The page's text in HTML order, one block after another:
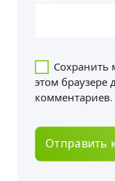
Сохранить
этом
комментариев.